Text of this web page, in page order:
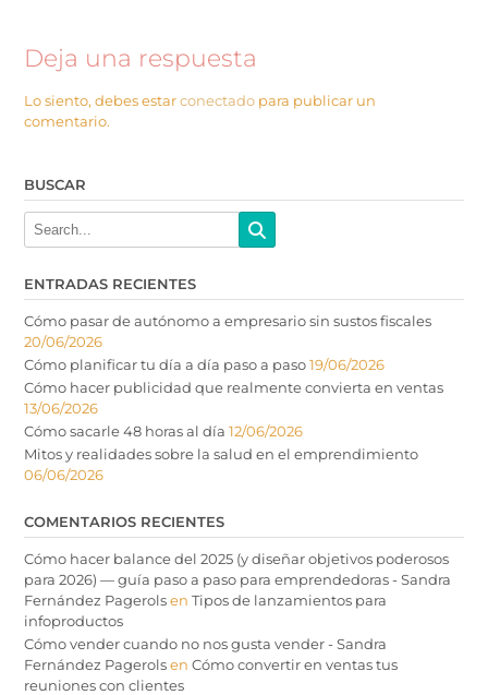
Deja una respuesta
Lo siento, debes estarconectado para publicar un
comentario.
BUSCAR
ENTRADAS RECIENTES
Cómo pasar de autónomo a empresario sin sustos fiscales
20/06/2026
Cómo planificar tu día a día paso a paso19/06/2026
Cómo hacer publicidad que realmente convierta en ventas
13/06/2026
Cómo sacarle 48 horas al día 12/06/2026
Mitos y realidades sobre la salud en el emprendimiento
06/06/2026
COMENTARIOS RECIENTES
Cómo hacer balance del 2025 (y diseñar objetivos poderosos
para 2026) — guía paso a paso para emprendedoras - Sandra
Fernández Pagerolsen Tipos de lanzamientos para
infoproductos
Cómo vender cuando no nos gusta vender - Sandra
Fernández Pagerolsen Cómo convertir en ventas tus
reuniones con clientes